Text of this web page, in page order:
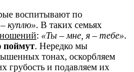
воспитывают по
куплю». В таких семьях
: «Ты – мне, я – тебе».
поймут. Нередко мы
тонах, оскорбляем
грубость и подавляем их